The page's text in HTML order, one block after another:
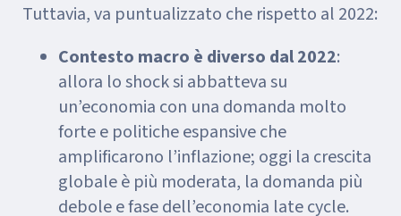
Tuttavia, va puntualizzato che rispetto al 2022:
Contesto macro è diverso dal 2022:
allora lo shock si abbatteva su
un’economia con una domanda molto
forte e politiche espansive che
amplificarono l’inflazione; oggi la crescita
globale è più moderata, la domanda più
debole e fase dell’economia late cycle.